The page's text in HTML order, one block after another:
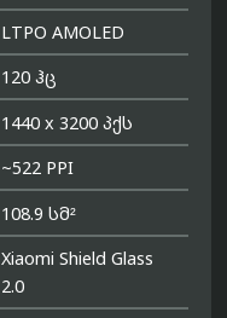
LTPO AMOLED
120 ჰც
1440 x 3200 პქს
~522 PPI
108.9 სმ²
Xiaomi Shield Glass
2.0